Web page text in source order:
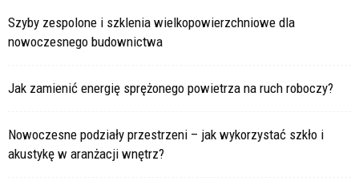
Szyby zespolone i szklenia wielkopowierzchniowe dla
nowoczesnego budownictwa
Jak zamienić energię sprężonego powietrza na ruch roboczy?
Nowoczesne podziały przestrzeni – jak wykorzystać szkło i
akustykę w aranżacji wnętrz?